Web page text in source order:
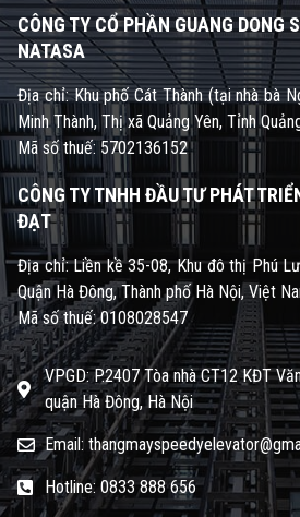
CÔNG TY CỔ PHẦN GUANG DONG
NATASA
Địa chỉ: Khu phố Cát Thành (tại nhà bà
Minh Thành, Thị xã Quảng Yên, Tỉnh
Mã số thuế: 5702136152
CÔNG TY TNHH ĐẦU TƯ PHÁT
ĐẠT
Địa chỉ: Liền kề 35-08, Khu đô thị Phú
Quận Hà Đông, Thành phố Hà Nội, Việt
Mã số thuế: 0108028547
VPGD: P.2407 Tòa nhà CT12 KĐT
quận Hà Đông, Hà Nội
Email:
Hotline: 0833 888 656